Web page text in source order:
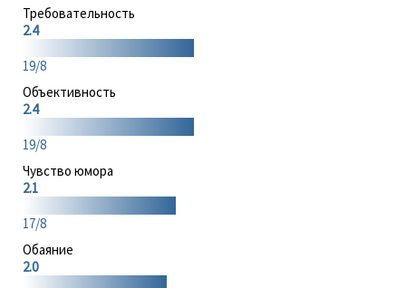
Требовательность
2.4
19/8
Объективность
2.4
19/8
Чувство юмора
2.1
17/8
Обаяние
2.0